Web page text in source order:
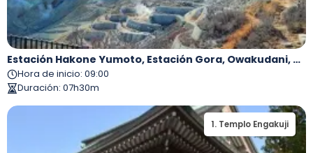
Estación Hakone Yumoto, Estación Gora, Owakudani, Barco De Recreo En El Lago Ashi, Santuario Hakone
Hora de inicio: 09:00
Duración: 07h30m
1. Templo Engakuji